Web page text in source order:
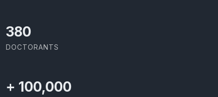
403
DOCTORANTS
+ 100,000